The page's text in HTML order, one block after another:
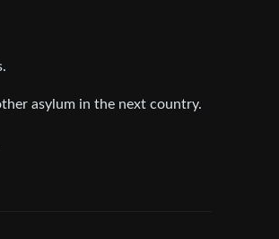
asylum in the next country.